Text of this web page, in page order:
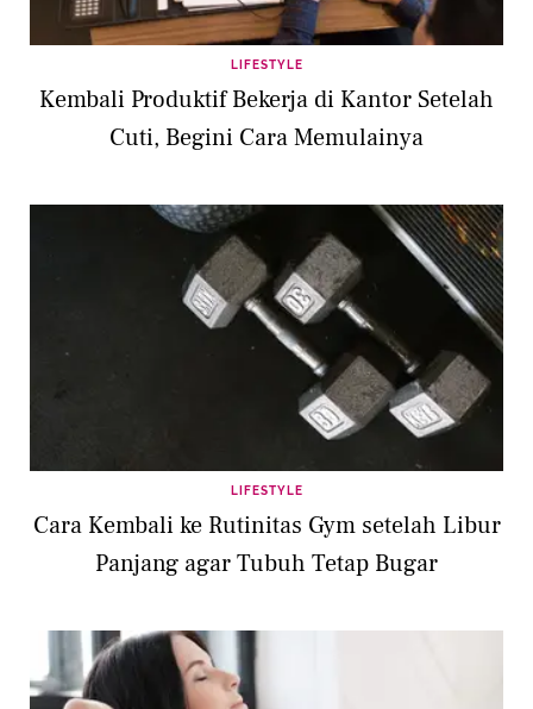
LIFESTYLE
Kembali Produktif Bekerja di Kantor Setelah
Cuti, Begini Cara Memulainya
LIFESTYLE
Cara Kembali ke Rutinitas Gym setelah Libur
Panjang agar Tubuh Tetap Bugar